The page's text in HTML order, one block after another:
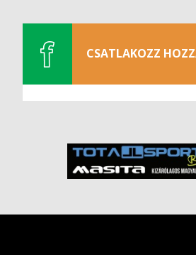
CSATLAKOZZ